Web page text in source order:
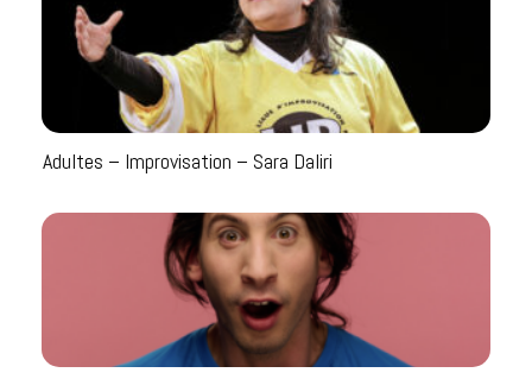
Adultes – Improvisation – Sara Daliri